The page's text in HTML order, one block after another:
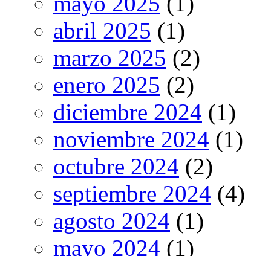
abril 2025 (1)
marzo 2025 (2)
enero 2025 (2)
diciembre 2024 (1)
noviembre 2024 (1)
octubre 2024 (2)
septiembre 2024 (4)
agosto 2024 (1)
mayo 2024 (1)